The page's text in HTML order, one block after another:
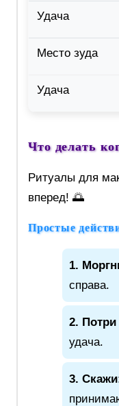
Что делать
Ритуалы для
вперед! 🌅
Простые
1.
справа.
2. Потри
удача.
3.